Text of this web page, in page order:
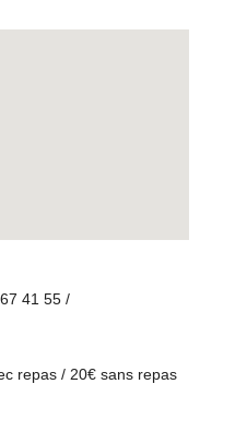
41 55 /
repas / 20€ sans repas